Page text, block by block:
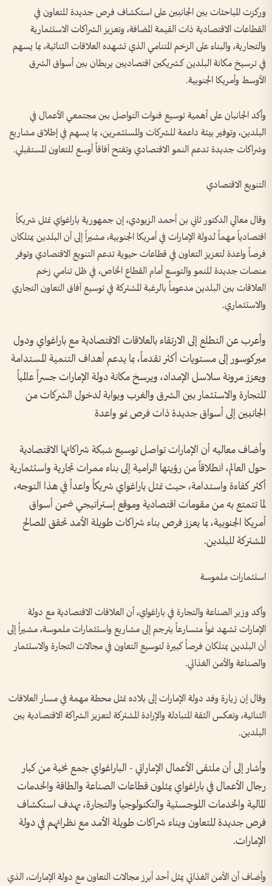
وركزت المباحثات بين الجانبين على استكشاف فرص جديدة للتعاون في
القطاعات الاقتصادية ذات القيمة المضافة، وتعزيز الشراكات الاستثمارية
والتجارية، والبناء على الزخم المتنامي الذي تشهده العلاقات الثنائية، بما يسهم
في ترسيخ مكانة البلدين كشريكين اقتصاديين يربطان بين أسواق الشرق
الأوسط وأمريكا الجنوبية.
وأكد الجانبان على أهمية توسيع قنوات التواصل بين مجتمعي الأعمال في
البلدين، وتوفير بيئة داعمة للشركات والمستثمرين، بما يسهم في إطلاق مشاريع
وشراكات جديدة تدعم النمو الاقتصادي وتفتح آفاقاً أوسع للتعاون المستقبلي.
التنويع الاقتصادي
وقال معالي الدكتور ثاني بن أحمد الزيودي، إن جمهورية باراغواي تمثل شريكاً
اقتصادياً مهماً لدولة الإمارات في أمريكا الجنوبية، مشيراً إلى أن البلدين يمتلكان
فرصاً واعدة لتعزيز التعاون في قطاعات حيوية تدعم التنويع الاقتصادي وتوفر
منصات جديدة للنمو والتوسع أمام القطاع الخاص، في ظل تنامي زخم
العلاقات بين البلدين مدعوماً بالرغبة المشتركة في توسيع آفاق التعاون التجاري
والاستثماري.
وأعرب عن التطلع إلى الارتقاء بالعلاقات الاقتصادية مع باراغواي ودول
ميركوسور إلى مستويات أكثر تقدماً، بما يدعم أهداف التنمية المستدامة
ويعزز مرونة سلاسل الإمداد، ويرسخ مكانة دولة الإمارات جسراً عالمياً
للتجارة والاستثمار بين الشرق والغرب وبوابة لدخول الشركات من
الجانبين إلى أسواق جديدة ذات فرص نمو واعدة
وأضاف معاليه أن الإمارات تواصل توسيع شبكة شراكاتها الاقتصادية
حول العالم، انطلاقاً من رؤيتها الرامية إلى بناء ممرات تجارية واستثمارية
أكثر كفاءة واستدامة، حيث تمثل باراغواي شريكاً واعداً في هذا التوجه،
لما تتمتع به من مقومات اقتصادية وموقع إستراتيجي ضمن أسواق
أمريكا الجنوبية، بما يعزز فرص بناء شراكات طويلة الأمد تحقق المصالح
المشتركة للبلدين.
استثمارات ملموسة
وأكد وزير الصناعة والتجارة في باراغواي، أن العلاقات الاقتصادية مع دولة
الإمارات تشهد نمواً متسارعاً يترجم إلى مشاريع واستثمارات ملموسة، مشيراً إلى
أن البلدين يمتلكان فرصاً كبيرة لتوسيع التعاون في مجالات التجارة والاستثمار
والصناعة والأمن الغذائي.
وقال إن زيارة وفد دولة الإمارات إلى بلاده تمثل محطة مهمة في مسار العلاقات
الثنائية، وتعكس الثقة المتبادلة والإرادة المشتركة لتعزيز الشراكة الاقتصادية بين
البلدين.
وأشار إلى أن ملتقى الأعمال الإماراتي - الباراغواي جمع نخبة من كبار
رجال الأعمال في باراغواي يمثلون قطاعات الصناعة والطاقة والخدمات
المالية والخدمات اللوجستية والتكنولوجيا والتجارة، بهدف استكشاف
فرص جديدة للتعاون وبناء شراكات طويلة الأمد مع نظرائهم في دولة
الإمارات.
وأضاف أن الأمن الغذائي يمثل أحد أبرز مجالات التعاون مع دولة الإمارات، الذي